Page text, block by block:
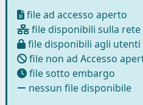
file ad accesso aperto
file disponibili sulla
file disponibili agli
file non ad Accesso
file sotto embargo
nessun file disponibile